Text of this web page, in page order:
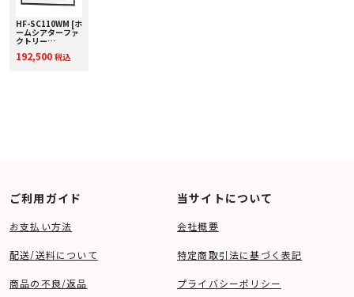
HF-SC110WM [ホ
ームシアターファ
クトリー
avac] 電動スクリ
192,500 税込
ご利用ガイド
お支払い方法
配送/送料について
商品の不良/返品
当サイトについて
会社概要
特定商取引法に基づく表記
プライバシーポリシー